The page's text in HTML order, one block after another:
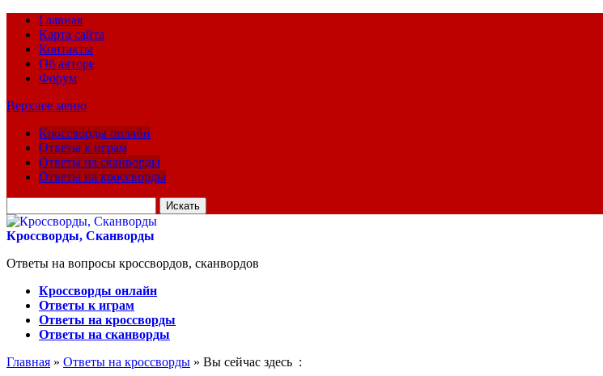
Главная
Карта сайта
Контакты
Об авторе
Форум
Верхнее меню
Кроссворды онлайн
Ответы к играм
Ответы на сканворды
Ответы на кроссворды
для:
Кроссворды, Сканворды
Ответы на вопросы кроссвордов, сканвордов
Кроссворды онлайн
Ответы к играм
Ответы на кроссворды
Ответы на сканворды
Главная » Ответы на кроссворды » Вы сейчас здесь :